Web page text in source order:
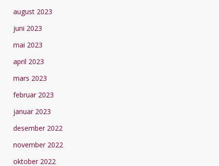
august 2023
juni 2023
mai 2023
april 2023
mars 2023
februar 2023
januar 2023
desember 2022
november 2022
oktober 2022